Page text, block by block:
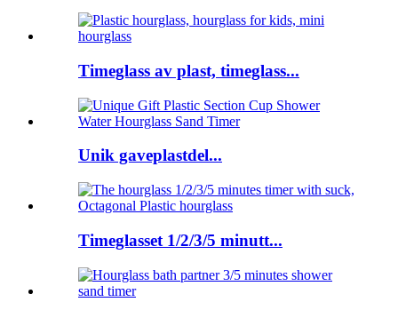
Timeglass av plast, timeglass...
Unik gaveplastdel...
Timeglasset 1/2/3/5 minutt...